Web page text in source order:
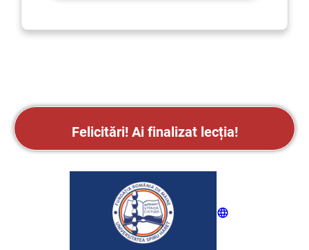
Felicitări! Ai finalizat lecția!